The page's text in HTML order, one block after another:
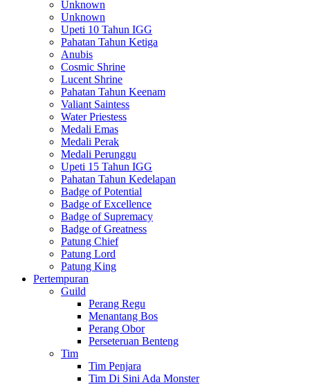
Unknown
Unknown
Upeti 10 Tahun IGG
Pahatan Tahun Ketiga
Anubis
Cosmic Shrine
Lucent Shrine
Pahatan Tahun Keenam
Valiant Saintess
Water Priestess
Medali Emas
Medali Perak
Medali Perunggu
Upeti 15 Tahun IGG
Pahatan Tahun Kedelapan
Badge of Potential
Badge of Excellence
Badge of Supremacy
Badge of Greatness
Patung Chief
Patung Lord
Patung King
Pertempuran
Guild
Perang Regu
Menantang Bos
Perang Obor
Perseteruan Benteng
Tim
Tim Penjara
Tim Di Sini Ada Monster